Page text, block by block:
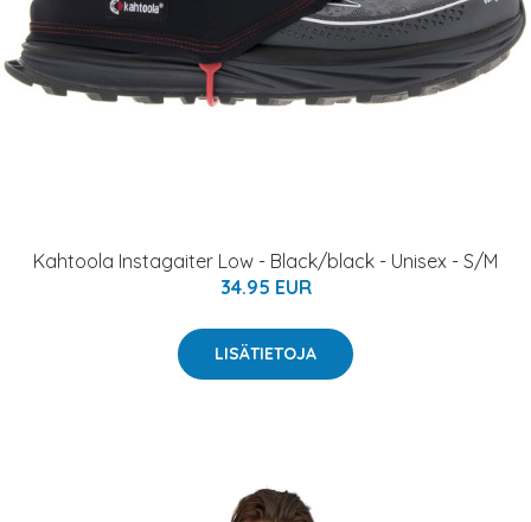
Kahtoola Instagaiter Low - Black/black - Unisex - S/M
34.95 EUR
LISÄTIETOJA